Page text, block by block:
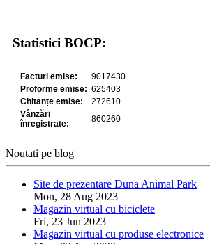
Statistici BOCP:
Noutati pe blog
Site de prezentare Duna Animal Park
Mon, 28 Aug 2023
Magazin virtual cu biciclete
Fri, 23 Jun 2023
Magazin virtual cu produse electronice